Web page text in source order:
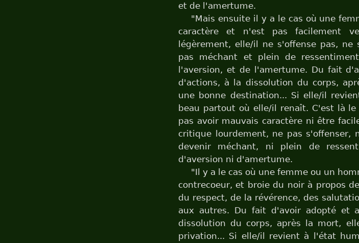
et de l'amertume.
"Mais ensuite il y a le cas où une
caractère et n'est pas facilement
légèrement, elle/il ne s'offense pas,
pas méchant et plein de
l'aversion, et de l'amertume. Du fait
d'actions, à la dissolution du corps,
une bonne destination... Si elle/il
beau partout où elle/il renaît. C'est là
pas avoir mauvais caractère ni être
critique lourdement, ne pas s'offenser,
devenir méchant, ni plein de
d'aversion ni d'amertume.
"Il y a le cas où une femme ou un
contrecoeur, et broie du noir à propos
du respect, de la révérence, des
aux autres. Du fait d'avoir adopté et
dissolution du corps, après la mort,
privation... Si elle/il revient à l'état